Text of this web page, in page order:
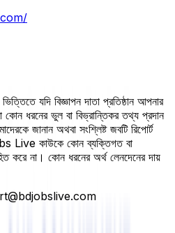
যদি বিজ্ঞাপন দাতা প্রতিষ্ঠান আপনার
ধরনের ভুল বা বিভ্রান্তিকর তথ্য প্রদান
জানান অথবা সংশ্লিষ্ট জবটি রিপোর্ট
Live কাউকে কোন ব্যক্তিগত বা
করে না। কোন ধরনের অর্থ লেনদেনের দায়